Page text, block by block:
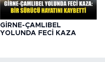
GİRNE-ÇAMLIBEL
YOLUNDA FECİ KAZA